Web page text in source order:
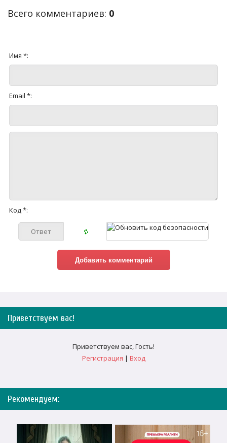
Всего комментариев: 0
Имя *:
Email *:
Код *:
Приветствуем вас!
Приветствуем вас,Гость!
Регистрация | Вход
Рекомендуем: